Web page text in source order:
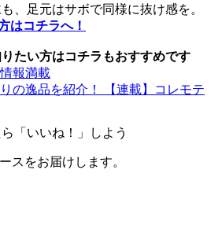
、足元はサボで同様に抜け感を。
はコチラへ！
たい方はコチラもおすすめです
報満載
の逸品を紹介！ 【連載】コレモテ
「いいね！」しよう
スをお届けします。